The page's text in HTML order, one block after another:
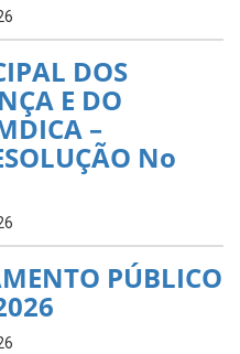
DOS
E DO
–
No
PÚBLICO